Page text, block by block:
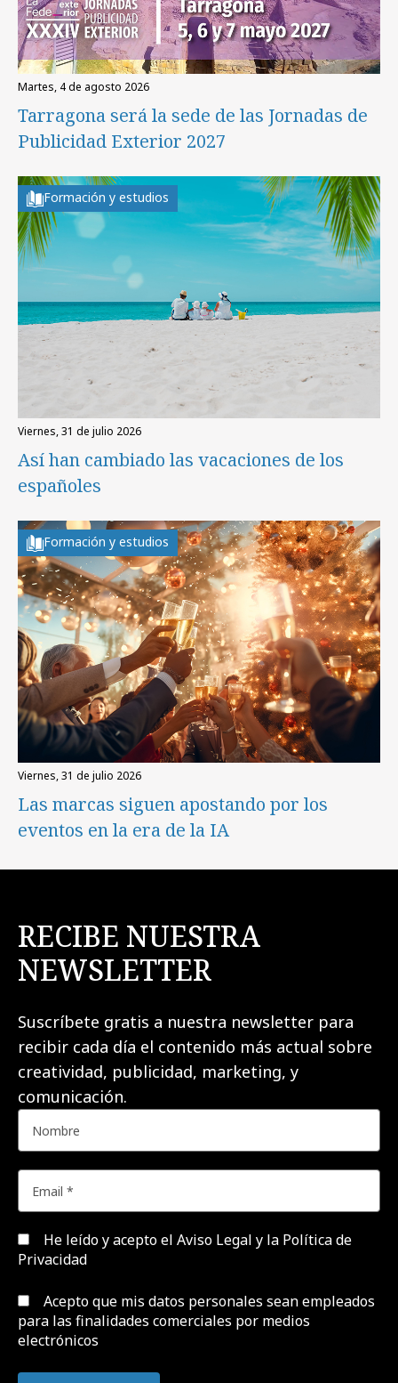
martes, 4 de agosto 2026
Tarragona será la sede de las Jornadas de
Publicidad Exterior 2027
Formación y estudios
viernes, 31 de julio 2026
Así han cambiado las vacaciones de los
españoles
Formación y estudios
viernes, 31 de julio 2026
Las marcas siguen apostando por los
eventos en la era de la IA
RECIBE NUESTRA
NEWSLETTER
Suscríbete gratis a nuestra newsletter para
recibir cada día el contenido más actual sobre
creatividad, publicidad, marketing, y
comunicación.
He leído y acepto el Aviso Legal y la Política de
Privacidad
Acepto que mis datos personales sean empleados
para las finalidades comerciales por medios
electrónicos